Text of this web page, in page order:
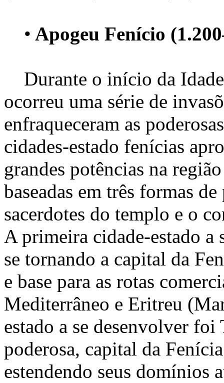
• Apogeu Fenício
Durante o início da
ocorreu uma série de
enfraqueceram as
cidades-estado fenícias
grandes potências na
baseadas em três formas
sacerdotes do templo e o
A primeira cidade-estado
se tornando a capital da
e base para as rotas
Mediterrâneo e Eritreu
estado a se desenvolver
poderosa, capital da
estendendo seus domínios